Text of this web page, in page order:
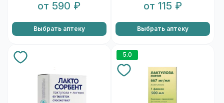
от 590 ₽
Выбрать аптеку
от 115 ₽
Выбрать аптеку
5.0